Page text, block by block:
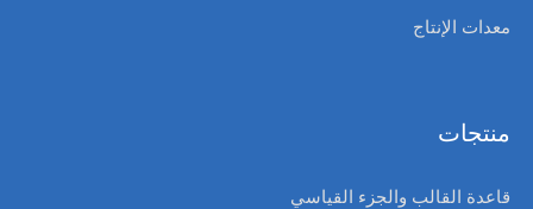
معدات الإنتاج
منتجات
قاعدة القالب والجزء القياسي